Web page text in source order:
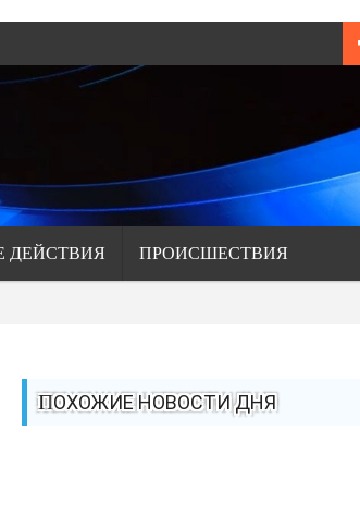
ДЕЙСТВИЯ ПРОИСШЕСТВИЯ
ПОХОЖИЕ НОВОСТИ ДНЯ